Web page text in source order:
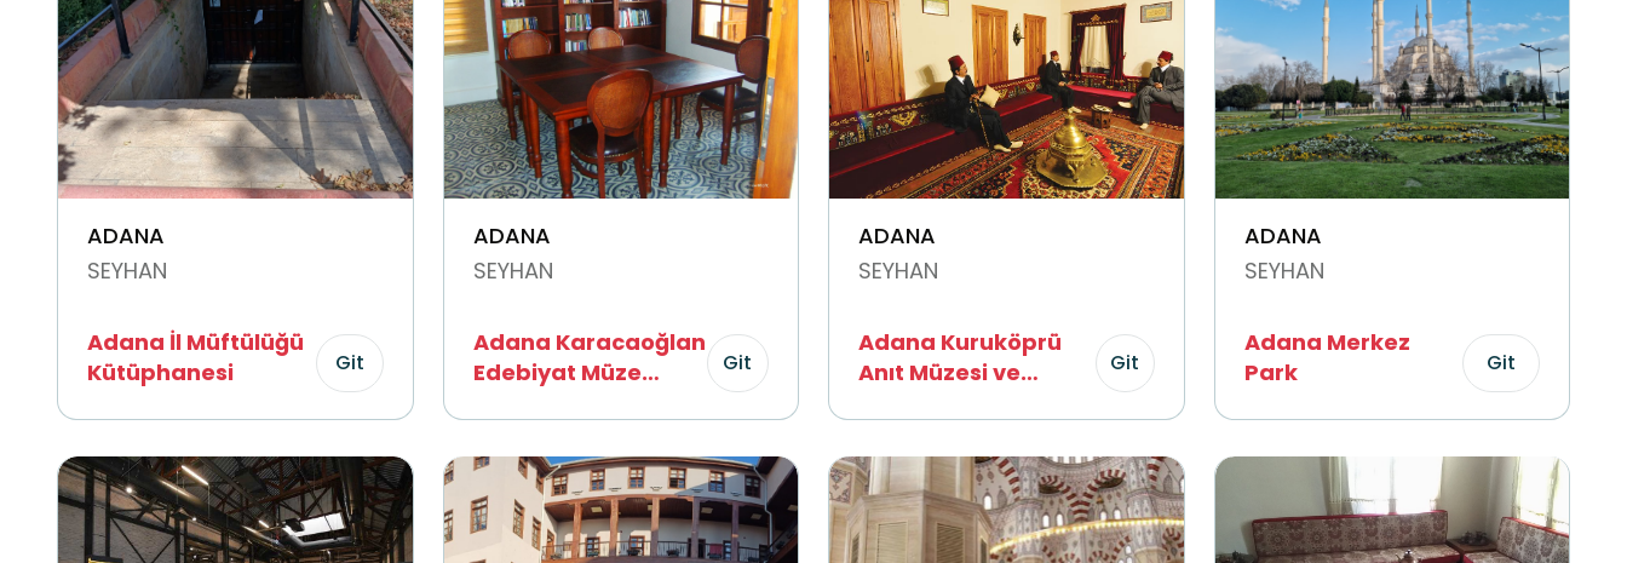
ADANA
SEYHAN
Adana İl Müftülüğü
Kütüphanesi
Git
ADANA
SEYHAN
Adana Karacaoğlan
Edebiyat Müze
Git
ADANA
SEYHAN
Adana Kuruköprü
Anıt Müzesi ve
Git
ADANA
SEYHAN
Adana Merkez
Park
Git